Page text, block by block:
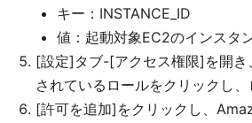
キー：INSTANCE_ID
値：起動対象EC2のインスタ
[設定]タブ-[アクセス権限]を開
されているロールをクリックし、
[許可を追加]をクリックし、